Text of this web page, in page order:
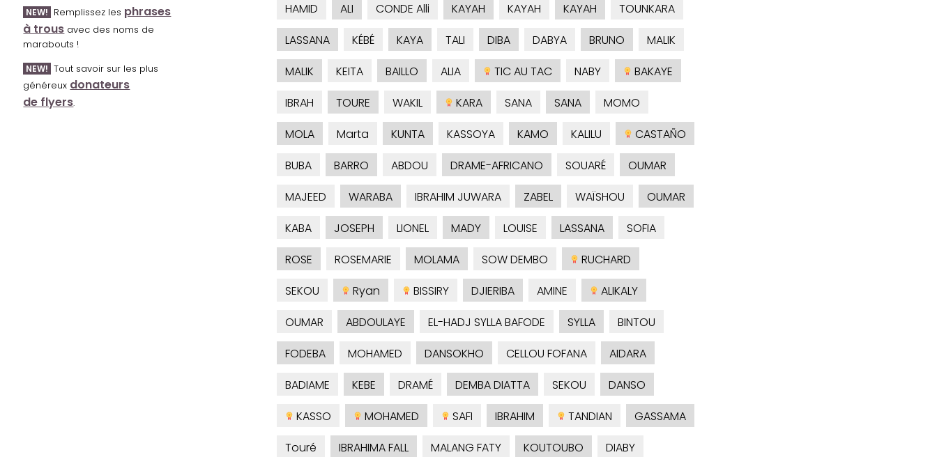
NEW! Remplissez les phrases
à trous avec des noms de
marabouts !
NEW! Tout savoir sur les plus
généreux donateurs
de flyers.
HAMID
ALI CONDE Alli KAYAH KAYAH KAYAH
TOUNKARA
LASSANA
KÉBÉ KAYA TALI DIBA DABYA BRUNO
MALIK
MALIK
KEITA BAILLO ALIA TIC AU TAC NABY
BAKAYE
IBRAH
TOURE WAKIL KARA SANA SANA
MOMO
MOLA
Marta KUNTA KASSOYA KAMO KALILU
CASTAÑO
BUBA
BARRO ABDOU DRAME-AFRICANO SOUARÉ
OUMAR
MAJEED
WARABA IBRAHIM JUWARA ZABEL WAÏSHOU
OUMAR
KABA
JOSEPH LIONEL MADY LOUISE LASSANA
SOFIA
ROSE
ROSEMARIE MOLAMA SOW DEMBO
RUCHARD
SEKOU
Ryan BISSIRY DJIERIBA AMINE
ALIKALY
OUMAR
ABDOULAYE EL-HADJ SYLLA BAFODE SYLLA
BINTOU
FODEBA
MOHAMED DANSOKHO CELLOU FOFANA
AIDARA
BADIAME
KEBE DRAMÉ DEMBA DIATTA SEKOU
DANSO
KASSO
MOHAMED SAFI IBRAHIM TANDIAN
GASSAMA
Touré
IBRAHIMA FALL MALANG FATY KOUTOUBO
DIABY